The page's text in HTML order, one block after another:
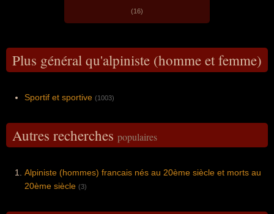
(16)
Plus général qu'alpiniste (homme et femme)
Sportif et sportive (1003)
Autres recherches populaires
Alpiniste (hommes) francais nés au 20ème siècle et morts au
20ème siècle (3)